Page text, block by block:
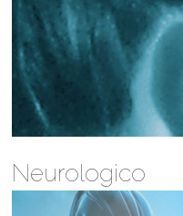
Neurologico